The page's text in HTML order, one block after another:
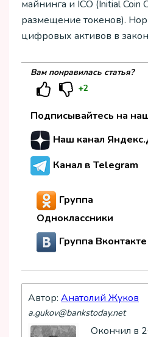
майнинга и ICO (Initial
размещение токенов).
цифровых активов в
Вам понравилась статья?
+2
Подписывайтесь на
Наш канал
Канал в Telegram
Группа
Одноклассники
Группа Вконтакте
Автор: Анатолий Жуков
a.gukov@bankstoday.net
Окончил в